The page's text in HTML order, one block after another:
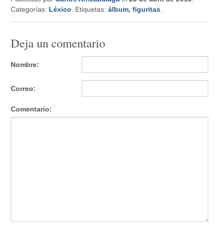
Categorías: Léxico . Etiquetas:álbum,figuritas
Deja un comentario
Nombre:
Correo:
Comentario: